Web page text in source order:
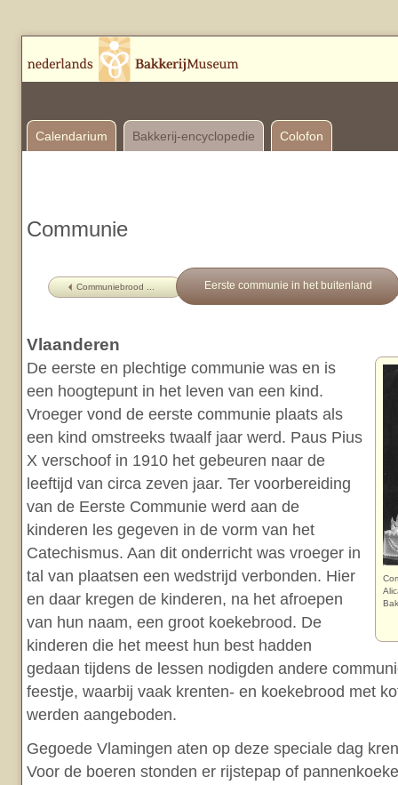
Calendarium Bakkerij-encyclopedie Colofon
Communie
Communiebrood ... Eerste communie in het buitenland
Vlaanderen
De eerste en plechtige communie was en is
een hoogtepunt in het leven van een kind.
Vroeger vond de eerste communie plaats als
een kind omstreeks twaalf jaar werd. Paus Pius
X verschoof in 1910 het gebeuren naar de
leeftijd van circa zeven jaar. Ter voorbereiding
van de Eerste Communie werd aan de
kinderen les gegeven in de vorm van het
Catechismus. Aan dit onderricht was vroeger in
tal van plaatsen een wedstrijd verbonden. Hier
en daar kregen de kinderen, na het afroepen
van hun naam, een groot koekebrood. De
kinderen die het meest hun best hadden
gedaan tijdens de lessen nodigden andere
feestje, waarbij vaak krenten- en koekebrood met
werden aangeboden.
Gegoede Vlamingen aten op deze speciale dag
Voor de boeren stonden er rijstepap of